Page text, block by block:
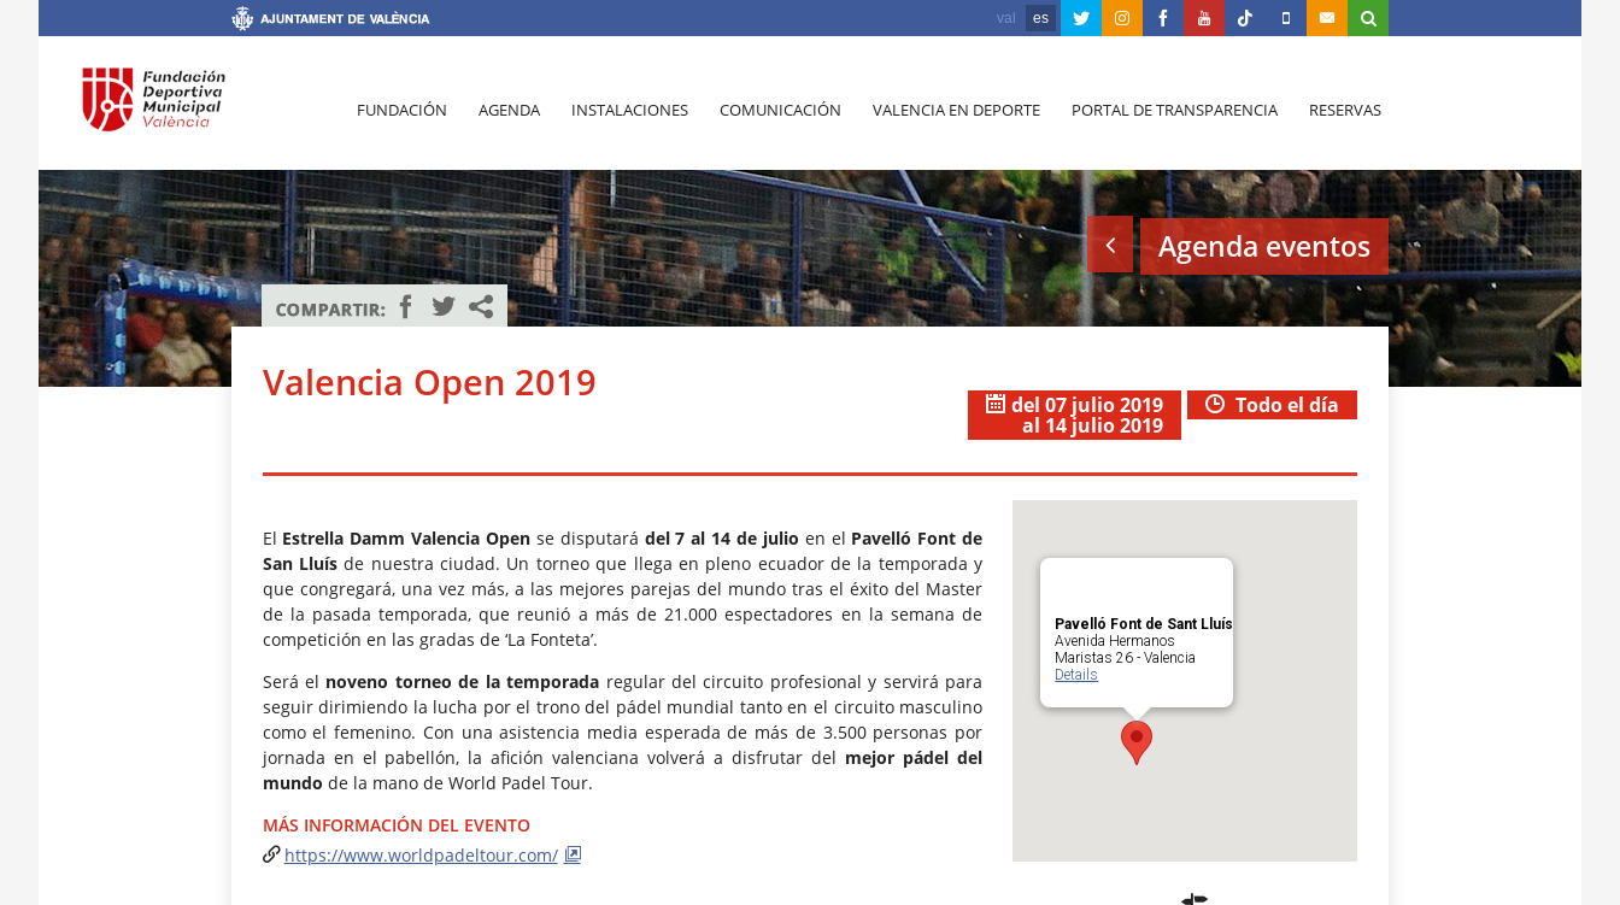
val es
FUNDACIÓN AGENDA INSTALACIONES COMUNICACIÓN VALENCIA EN DEPORTE PORTAL DE TRANSPARENCIA RESERVAS
Agenda eventos
Valencia Open 2019
Todo el día
del 07 julio 2019
al 14 julio 2019
El Estrella Damm Valencia Open se disputará del 7 al 14 de julio en el Pavelló Font de
San Lluísde nuestra ciudad. Un torneo que llega en pleno ecuador de la temporada y
que congregará, una vez más, a las mejores parejas del mundo tras el éxito del Master
de la pasada temporada, que reunió a más de 21.000 espectadores en la semana de
competición en las gradas de ‘La Fonteta’.
Será el noveno torneo de la temporada regular del circuito profesional y servirá para
seguir dirimiendo la lucha por el trono del pádel mundial tanto en el circuito masculino
como el femenino. Con una asistencia media esperada de más de 3.500 personas por
jornada en el pabellón, la afición valenciana volverá a disfrutar del mejor pádel del
mundo de la mano de World Padel Tour.
MÁS INFORMACIÓN DEL EVENTO
https://www.worldpadeltour.com/
Pavelló Font de Sant Lluís
Avenida Hermanos
Maristas 26 - Valencia
Details